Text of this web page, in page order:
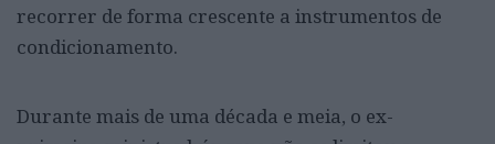
recorrer de forma crescente a instrumentos de
condicionamento.
Durante mais de uma década e meia, o ex-